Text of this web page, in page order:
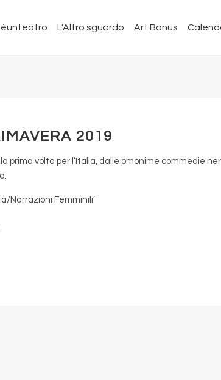
L’Altro sguardo Art Bonus
2019
prima volta per l’Italia, dalle omonime commedie
Narrazioni Femminili’